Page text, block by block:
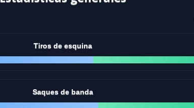
Tiros de esquina
Saques de banda